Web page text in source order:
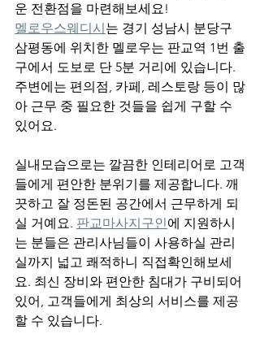
운 전환점을 마련해보세요!
멜로우스웨디시는 경기 성남시 분당구
삼평동에 위치한 멜로우는 판교역 1번 출
구에서 도보로 단 5분 거리에 있습니다.
주변에는 편의점, 카페, 레스토랑 등이 많
아 근무 중 필요한 것들을 쉽게 구할 수
있어요.
실내모습으로는 깔끔한 인테리어로 고객
들에게 편안한 분위기를 제공합니다. 깨
끗하고 잘 정돈된 공간에서 근무하게 되
실 거예요. 판교마사지구인에 지원하시
는 분들은 관리사님들이 사용하실 관리
실까지 넓고 쾌적하니 직접확인해보세
요. 최신 장비와 편안한 침대가 구비되어
있어, 고객들에게 최상의 서비스를 제공
할 수 있습니다.